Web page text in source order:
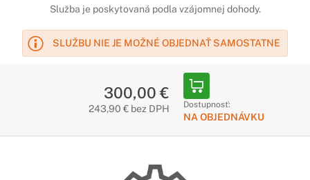
Služba je poskytovaná podla vzájomnej dohody.
SLUŽBU NIE JE MOŽNÉ OBJEDNAŤ SAMOSTATNE
300,00 €
243,90 € bez DPH Dostupnosť:
NA OBJEDNÁVKU